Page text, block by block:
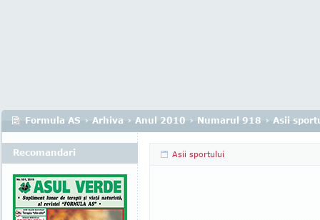
Formula AS › Arhiva › Anul 2010 › Numarul 918 › Asii
Asii sportului
Recomandari